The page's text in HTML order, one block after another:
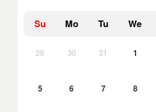
Su Mo Tu We
29 30 31 1
5 6 7 8